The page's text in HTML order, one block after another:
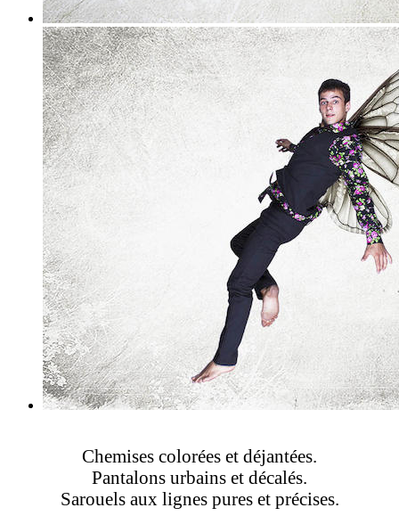
Chemises colorées et déjantées.
Pantalons urbains et décalés.
Sarouels aux lignes pures et précises.